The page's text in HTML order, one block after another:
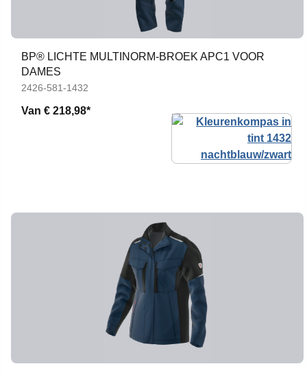
BP® LICHTE MULTINORM-BROEK APC1 VOOR
DAMES
2426-581-1432
Van € 218,98*